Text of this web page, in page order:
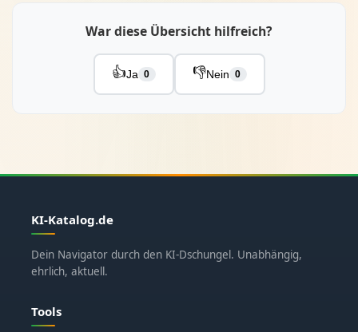
War diese Übersicht hilfreich?
👍Ja 0 👎Nein 0
KI-Katalog.de
Dein Navigator durch den KI-Dschungel. Unabhängig,
ehrlich, aktuell.
Tools